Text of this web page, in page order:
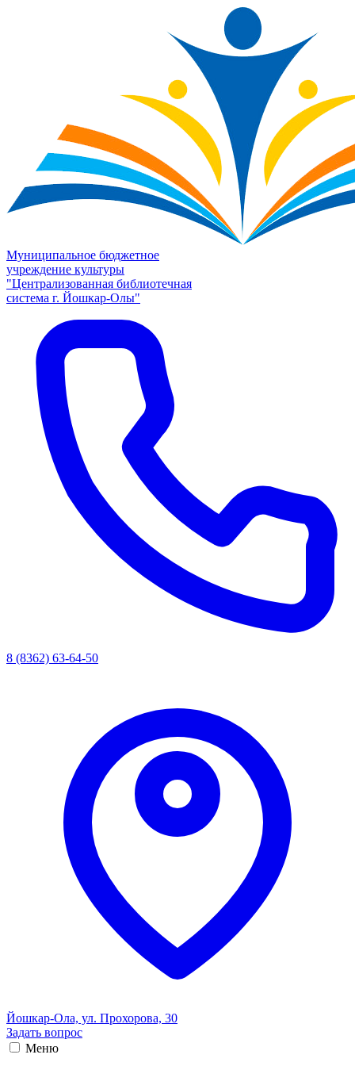
Муниципальное бюджетное
учреждение культуры
"Централизованная библиотечная
система г. Йошкар-Олы"
8 (8362) 63-64-50
Йошкар-Ола, ул. Прохорова, 30
Задать вопрос
Меню